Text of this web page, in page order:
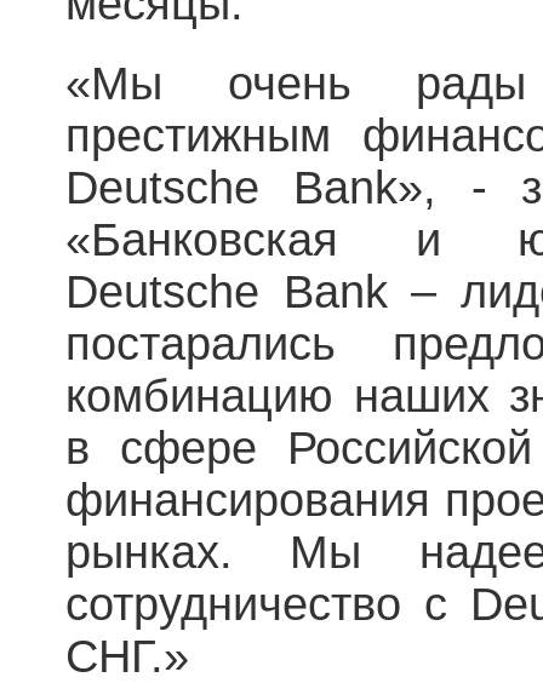
«Мы очень рады
престижным
Deutsche Bank», -
«Банковская и
Deutsche Bank –
постарались
комбинацию наших
в сфере
финансирования
рынках. Мы
сотрудничество с
СНГ.»